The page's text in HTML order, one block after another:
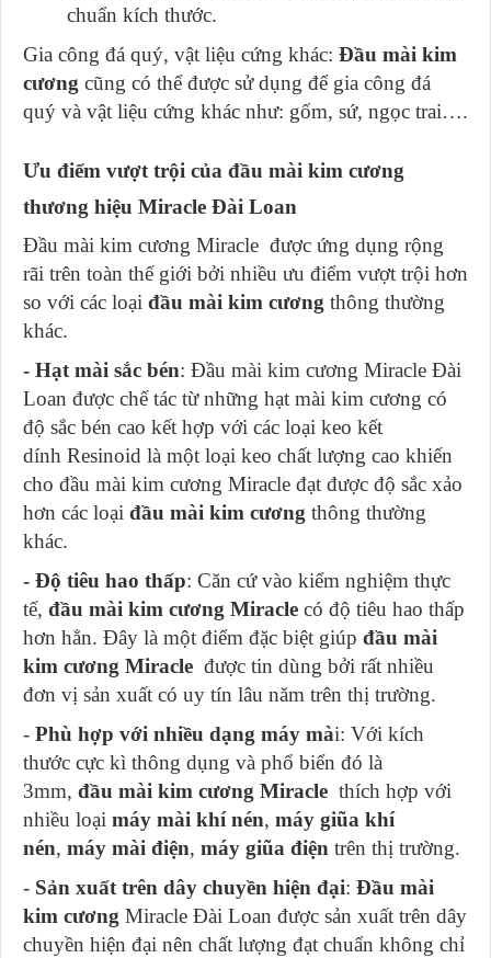
chuẩn kích thước.
Gia công đá quý, vật liệu cứng khác: Đầu mài kim
cương cũng có thể được sử dụng để gia công đá
quý và vật liệu cứng khác như: gốm, sứ, ngọc trai….
Ưu điểm vượt trội của đầu mài kim cương
thương hiệu Miracle Đài Loan
Đầu mài kim cương Miracle được ứng dụng rộng
rãi trên toàn thế giới bởi nhiều ưu điểm vượt trội hơn
so với các loại đầu mài kim cương thông thường
khác.
- Hạt mài sắc bén: Đầu mài kim cương Miracle Đài
Loan được chế tác từ những hạt mài kim cương có
độ sắc bén cao kết hợp với các loại keo kết
dính Resinoid là một loại keo chất lượng cao khiến
cho đầu mài kim cương Miracle đạt được độ sắc xảo
hơn các loại đầu mài kim cương thông thường
khác.
- Độ tiêu hao thấp: Căn cứ vào kiểm nghiệm thực
tế, đầu mài kim cương Miracle có độ tiêu hao thấp
hơn hẳn. Đây là một điểm đặc biệt giúp đầu mài
kim cương Miracle được tin dùng bởi rất nhiều
đơn vị sản xuất có uy tín lâu năm trên thị trường.
- Phù hợp với nhiều dạng máy mài: Với kích
thước cực kì thông dụng và phổ biển đó là
3mm, đầu mài kim cương Miracle thích hợp với
nhiều loại máy mài khí nén, máy giũa khí
nén, máy mài điện, máy giũa điện trên thị trường.
- Sản xuất trên dây chuyền hiện đại: Đầu mài
kim cương Miracle Đài Loan được sản xuất trên dây
chuyền hiện đại nên chất lượng đạt chuẩn không chỉ